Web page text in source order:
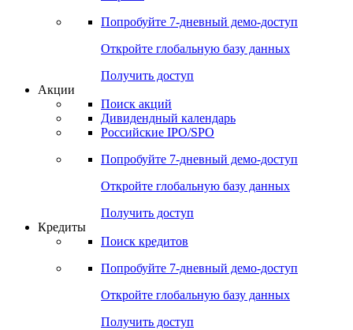
Cbonds Pages
Опросы
Попробуйте7-дневный
Откройте глобальную базу данных
Получить доступ
Поиск акций
Российские IPO/SPO
Попробуйте7-дневный
Откройте глобальную базу данных
Получить доступ
Поиск кредитов
Попробуйте7-дневный